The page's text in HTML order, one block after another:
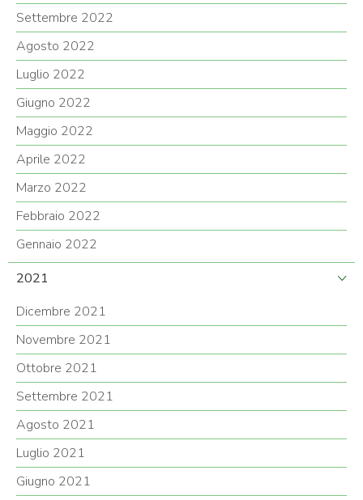
Settembre 2022
Agosto 2022
Luglio 2022
Giugno 2022
Maggio 2022
Aprile 2022
Marzo 2022
Febbraio 2022
Gennaio 2022
2021
Dicembre 2021
Novembre 2021
Ottobre 2021
Settembre 2021
Agosto 2021
Luglio 2021
Giugno 2021